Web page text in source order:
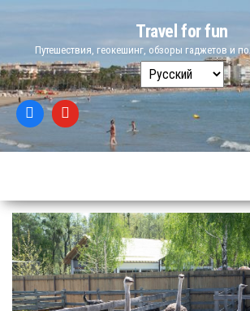
content
Travel for fun
Путешествия, геокешинг, обзоры гаджетов и
Выбрать
язык